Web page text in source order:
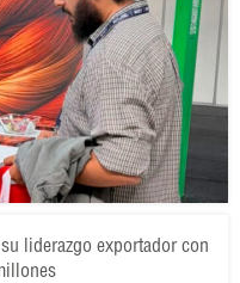
liderazgo exportador con